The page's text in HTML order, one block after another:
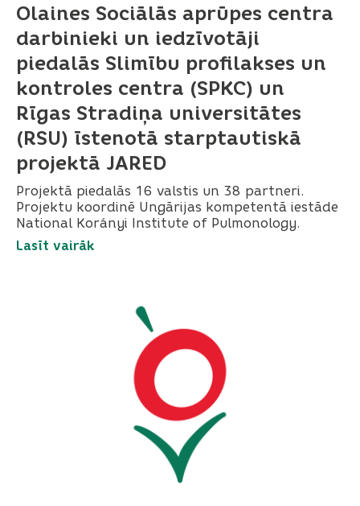
Olaines Sociālās aprūpes centra
darbinieki un iedzīvotāji
piedalās Slimību profilakses un
kontroles centra (SPKC) un
Rīgas Stradiņa universitātes
(RSU) īstenotā starptautiskā
projektā JARED
Projektā piedalās 16 valstis un 38 partneri.
Projektu koordinē Ungārijas kompetentā iestāde
National Korányi Institute of Pulmonology.
Lasīt vairāk